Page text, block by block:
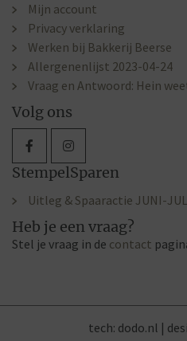
Mijn account
Privacy verklaring
Werken bij Bakkerij Beerse
Allergenenlijst 2023-04-24
Vraag en Antwoord: Hein
Volg ons
StempelSparen
Uitleg & Spaaractie JUNI-
Heb je een vraag?
Stel je vraag in de contact
tech: dodo.nl |